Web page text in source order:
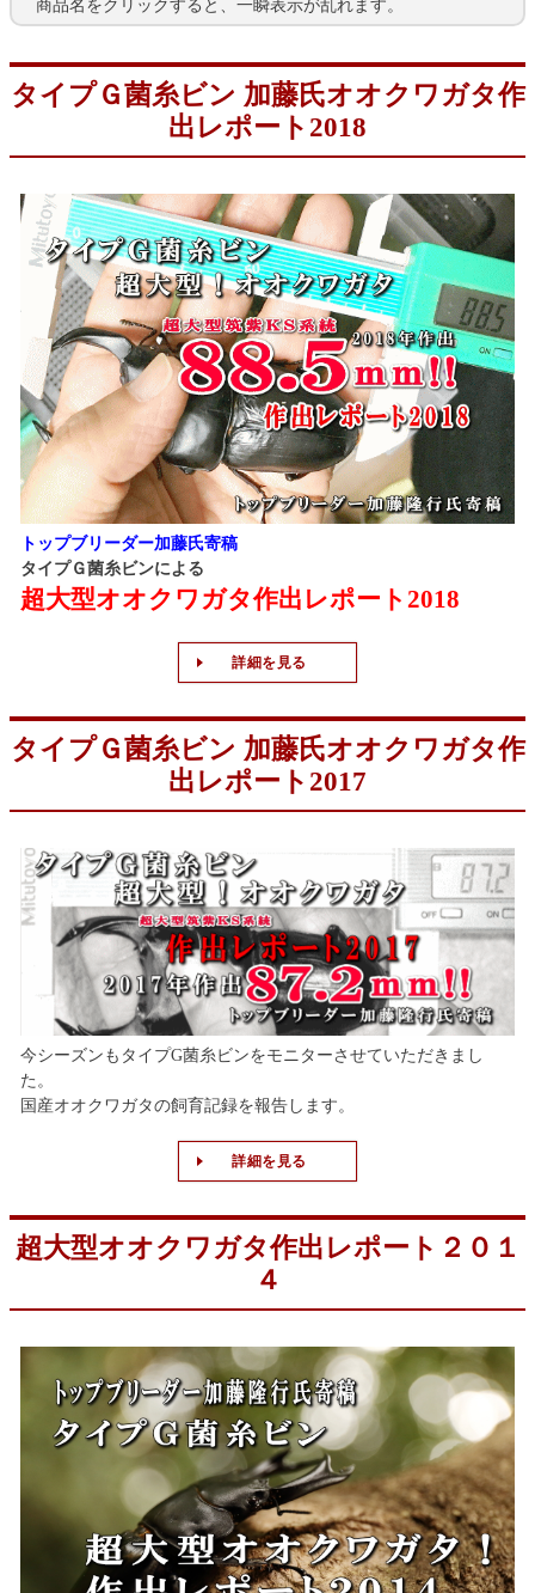
商品名をクリックすると、一瞬表示が乱れます。
タイプＧ菌糸ビン 加藤氏オオクワガタ作
出レポート2018
トップブリーダー加藤氏寄稿
タイプＧ菌糸ビンによる
超大型オオクワガタ作出レポート2018
詳細を見る
タイプＧ菌糸ビン 加藤氏オオクワガタ作
出レポート2017
今シーズンもタイプG菌糸ビンをモニターさせていただきまし
た。
国産オオクワガタの飼育記録を報告します。
詳細を見る
超大型オオクワガタ作出レポート２０１
４